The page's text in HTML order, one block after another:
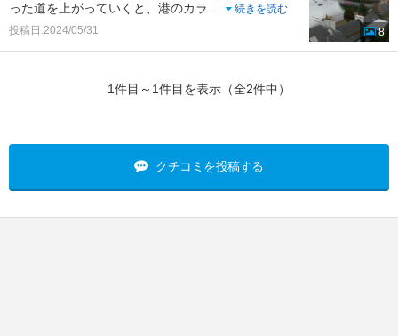
った道を上がっていくと、港のカラ
続きを読む
投稿日:2024/05/31
8
1件目～1件目を表示（全2件中）
クチコミを投稿する